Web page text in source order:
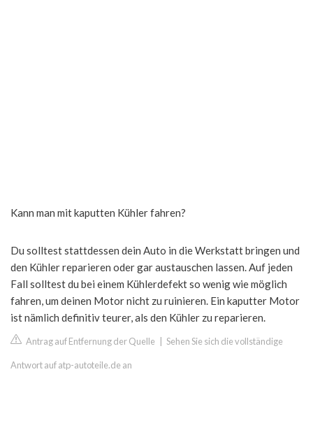
Kann man mit kaputten Kühler fahren?
Du solltest stattdessen dein Auto in die Werkstatt bringen und
den Kühler reparieren oder gar austauschen lassen. Auf jeden
Fall solltest du bei einem Kühlerdefekt so wenig wie möglich
fahren, um deinen Motor nicht zu ruinieren. Ein kaputter Motor
ist nämlich definitiv teurer, als den Kühler zu reparieren.
Antrag auf Entfernung der Quelle Sehen Sie sich die vollständige
Antwort auf atp-autoteile.de an